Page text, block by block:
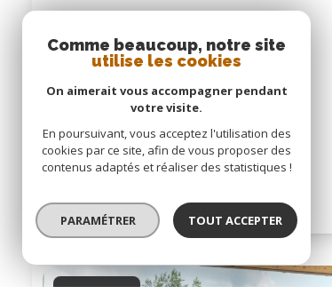
Prix en baisse
Comme beaucoup, notre site
utilise les cookies
On aimerait vous accompagner pendant
votre visite.
En poursuivant, vous acceptez l'utilisation des
cookies par ce site, afin de vous proposer des
contenus adaptés et réaliser des statistiques !
PARAMÉTRER TOUT ACCEPTER